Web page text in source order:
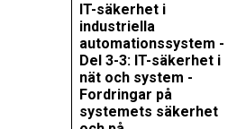
IT-säkerhet i
industriella
automationssystem -
Del 3-3: IT-säkerhet i
nät och system -
Fordringar på
systemets säkerhet